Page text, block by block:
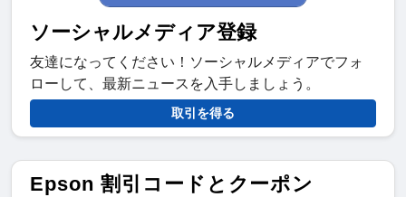
ソーシャルメディア登録
友達になってください！ソーシャルメディアでフォ
ローして、最新ニュースを入手しましょう。
取引を得る
Epson 割引コードとクーポン